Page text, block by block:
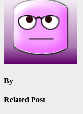
By
Related Post